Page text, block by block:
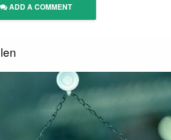
ADD A COMMENT